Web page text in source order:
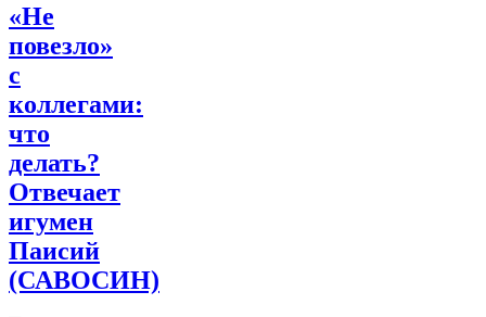
«Не
повезло»
с
коллегами:
что
делать?
Отвечает
игумен
Паисий
(САВОСИН)